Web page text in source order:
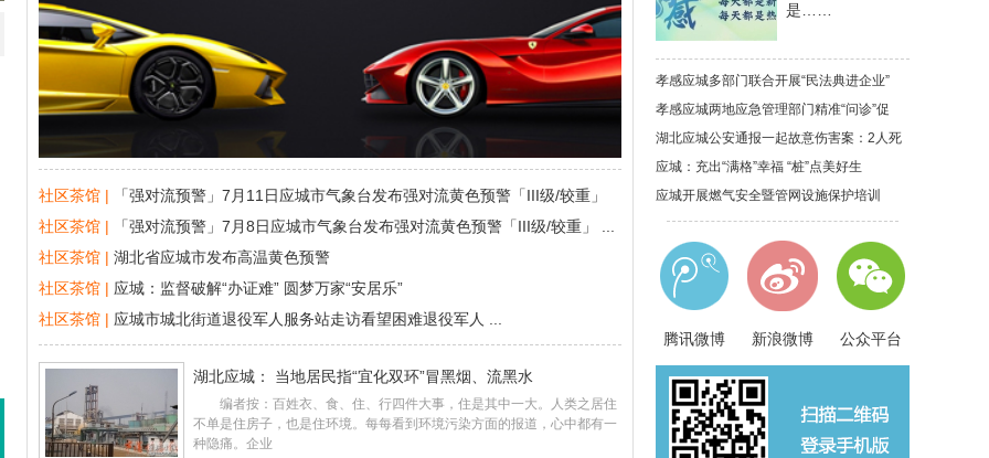
社区茶馆 |
「强对流预警」7月11日应城市气象台发布强对流黄色预警「III级/较重」
...
社区茶馆 |
「强对流预警」7月8日应城市气象台发布强对流黄色预警「III级/较重」 ...
社区茶馆 | 湖北省应城市发布高温黄色预警
社区茶馆 | 应城：监督破解“办证难” 圆梦万家“安居乐”
社区茶馆 | 应城市城北街道退役军人服务站走访看望困难退役军人 ...
湖北应城： 当地居民指“宜化双环”冒黑烟、流黑水
编者按：百姓衣、食、住、行四件大事，住是其中一大。人类之居住
不单是住房子，也是住环境。每每看到环境污染方面的报道，心中都有一
种隐痛。企业
是……
孝感应城多部门联合开展“民法典进企业”
孝感应城两地应急管理部门精准“问诊”促
湖北应城公安通报一起故意伤害案：2人死
应城：充出“满格”幸福 “桩”点美好生
应城开展燃气安全暨管网设施保护培训
腾讯微博 新浪微博 公众平台